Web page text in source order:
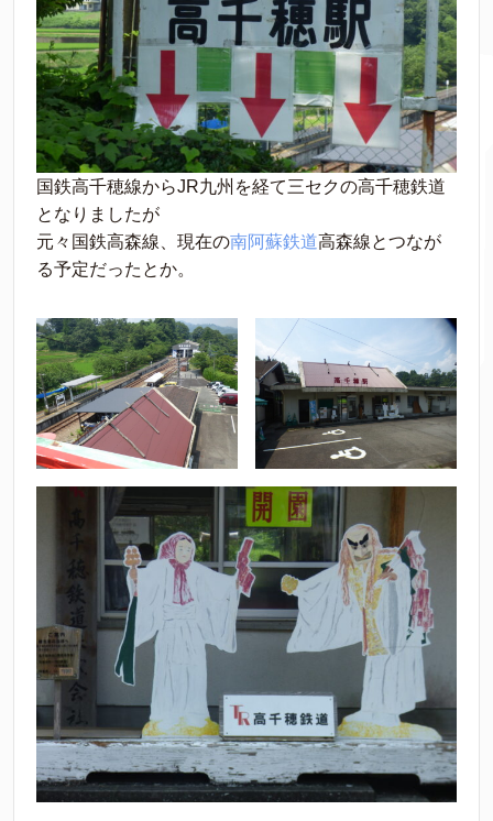
国鉄高千穂線からJR九州を経て三セクの高千穂鉄道
となりましたが
元々国鉄高森線、現在の南阿蘇鉄道高森線とつなが
る予定だったとか。